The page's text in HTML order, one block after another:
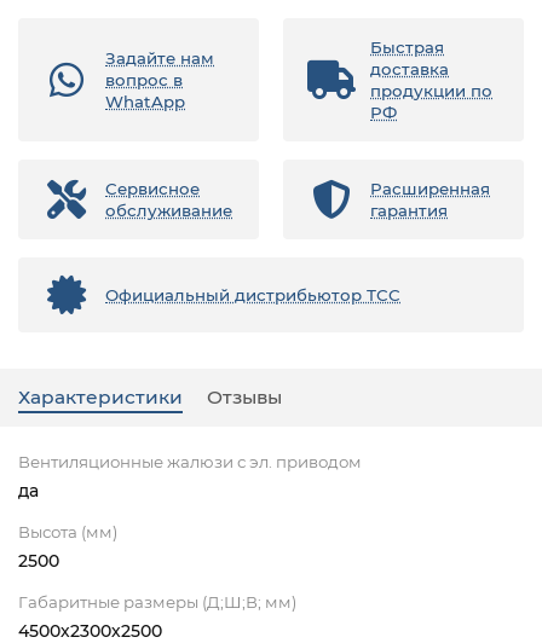
Задайте нам
вопрос в
WhatApp
Быстрая
доставка
продукции по
РФ
Сервисное
обслуживание
Расширенная
гарантия
Официальный дистрибьютор ТСС
Характеристики Отзывы
Вентиляционные жалюзи с эл. приводом
да
Высота (мм)
2500
Габаритные размеры (Д;Ш;В; мм)
4500х2300х2500